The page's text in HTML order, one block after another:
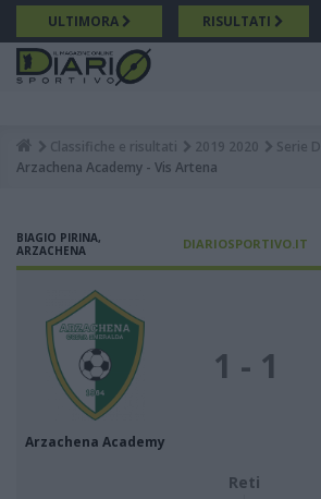
Salta
al
contenuto
principale
ULTIMORA RISULTATI
Breadcrumb
Classifiche e risultati 2019 2020 Serie D
Arzachena Academy - Vis Artena
BIAGIO PIRINA,
ARZACHENA
DIARIOSPORTIVO.IT
Arzachena Academy
1 - 1
Reti